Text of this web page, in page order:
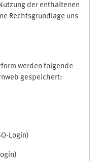
der enthaltenen
Rechtsgrundlage uns
werden folgende
gespeichert:
Login)